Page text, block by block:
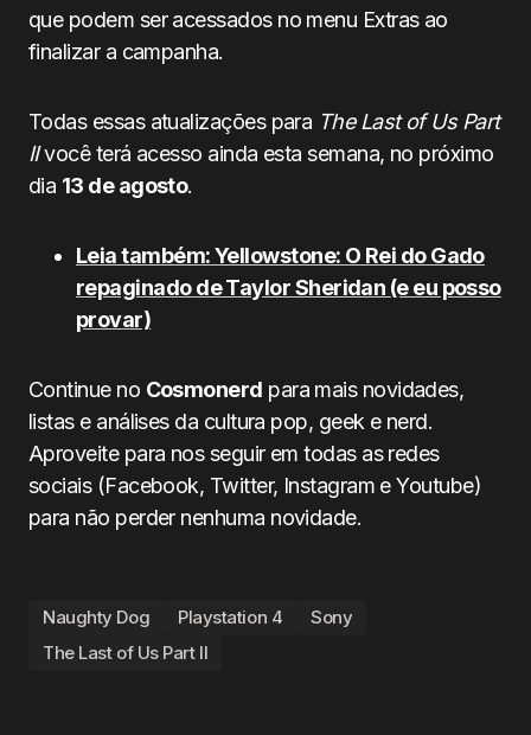
que podem ser acessados no menu Extras ao
finalizar a campanha.
Todas essas atualizações para The Last of Us Part
IIvocê terá acesso ainda esta semana, no próximo
dia 13 de agosto.
Leia também: Yellowstone: O Rei do Gado
repaginado de Taylor Sheridan (e eu posso
provar)
Continue no Cosmonerd para mais novidades,
listas e análises da cultura pop, geek e nerd.
Aproveite para nos seguir em todas as redes
sociais (Facebook, Twitter, Instagram e Youtube)
para não perder nenhuma novidade.
Naughty Dog Playstation 4
Sony
The Last of Us Part II